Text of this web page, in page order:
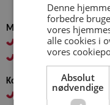
aflåsningsopgaver,
Mødeaktiviteter
Deltagelse i
Deltagelse i
Kontoraktiviteter
Tryk og udsendelse af
Denne
forbedre
vores
alle cookies i
vores
Absolut
nødvendige